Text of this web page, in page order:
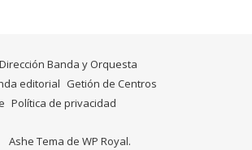
Dirección Banda y Orquesta
editorial Getión de Centros
Política de privacidad
Ashe Tema de WP Royal.